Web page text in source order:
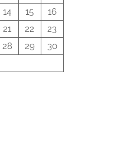
14 15
16
21 22
23
28 29
30